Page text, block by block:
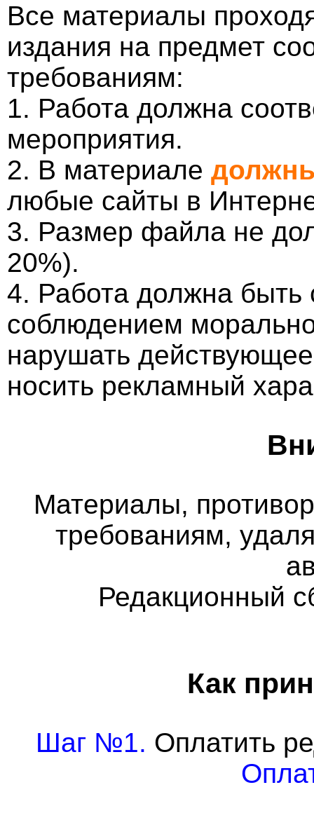
Все материалы
издания на предмет
требованиям:
1. Работа должна
мероприятия.
2. В материале
любые сайты в
3. Размер файла не
20%).
4. Работа должна
соблюдением
нарушать
носить рекламный
Материалы,
требованиям,
Редакционный
Как
Шаг №1. Оплатить